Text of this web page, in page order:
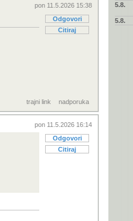
pon 11.5.2026 15:38
Odgovori
Citiraj
trajni link nadporuka
pon 11.5.2026 16:14
Odgovori
Citiraj
5.8.
5.8.